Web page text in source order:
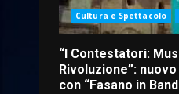
Cultura e Spettacolo
“I Contestatori:
Rivoluzione”:
con “Fasano in